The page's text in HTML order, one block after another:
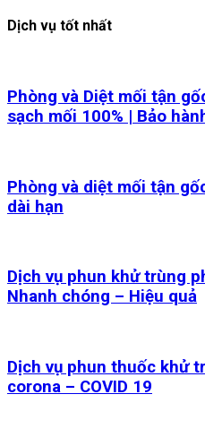
Dịch vụ tốt nhất
Phòng và Diệt mối tận
sạch mối 100% | Bảo
Phòng và diệt mối tận
dài hạn
Dịch vụ phun khử trùng
Nhanh chóng – Hiệu quả
Dịch vụ phun thuốc khử
corona – COVID 19